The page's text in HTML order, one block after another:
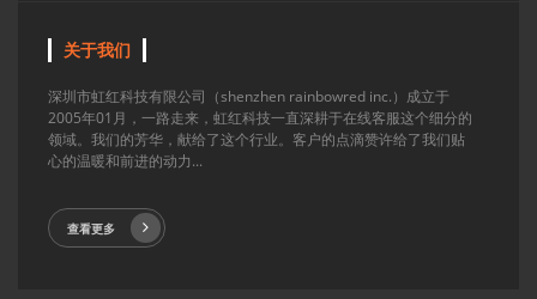
关于我们
深圳市虹红科技有限公司（shenzhen rainbowred inc.）成立于
2005年01月，一路走来，虹红科技一直深耕于在线客服这个细分的
领域。我们的芳华，献给了这个行业。客户的点滴赞许给了我们贴
心的温暖和前进的动力...
查看更多